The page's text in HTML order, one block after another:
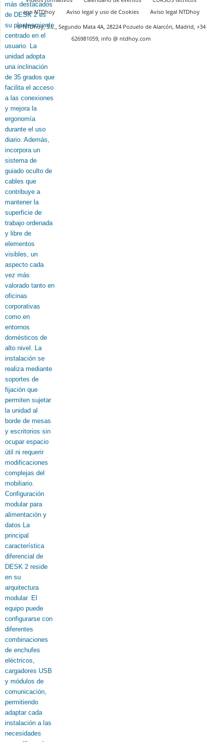
app NTDhoy
Aviso legal y uso de Cookies
Aviso legal NTDhoy
© NTDhoy, S.L., Segundo Mata 4A, 28224 Pozuelo de Alarcón, Madrid, +34
626981059, info @ ntdhoy.com